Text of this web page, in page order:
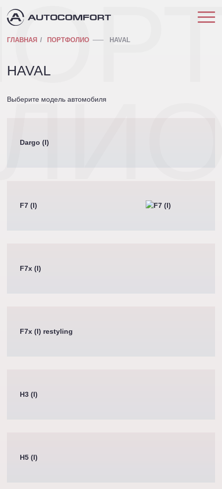
ГЛАВНАЯ ПОРТФОЛИО HAVAL
HAVAL
Выберите модель автомобиля
Dargo (I)
F7 (I)
F7x (I)
F7x (I) restyling
H3 (I)
H5 (I)